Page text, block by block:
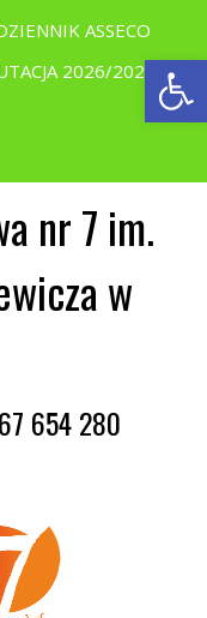
ASSECO
2026/2027
nr 7 im.
w
654 280